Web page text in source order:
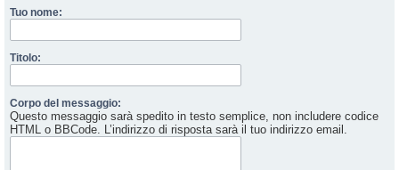
Tuo nome:
Titolo:
Corpo del messaggio:
Questo messaggio sarà spedito in testo semplice, non includere codice
HTML o BBCode. L’indirizzo di risposta sarà il tuo indirizzo email.